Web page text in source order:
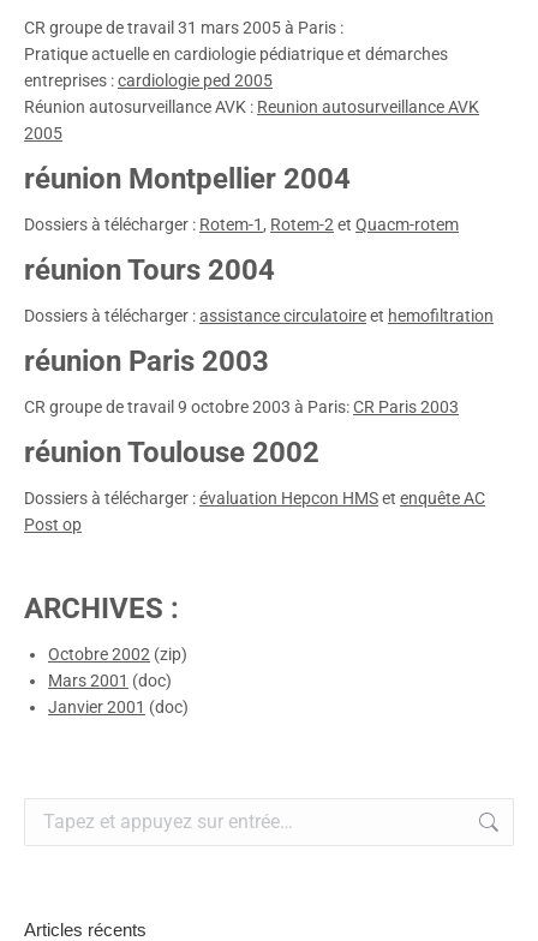
CR groupe de travail 31 mars 2005 à Paris :
Pratique actuelle en cardiologie pédiatrique et démarches
entreprises :cardiologie ped 2005
Réunion autosurveillance AVK : Reunion autosurveillance AVK
2005
réunion Montpellier 2004
Dossiers à télécharger : Rotem-1 , Rotem-2 et Quacm-rotem
réunion Tours 2004
Dossiers à télécharger :assistance circulatoireet hemofiltration
réunion Paris 2003
CR groupe de travail 9 octobre 2003 à Paris:CR Paris 2003
réunion Toulouse 2002
Dossiers à télécharger :évaluation Hepcon HMSet enquête AC
Post op
ARCHIVES :
Octobre 2002 (zip)
Mars 2001 (doc)
Janvier 2001 (doc)
Articles récents